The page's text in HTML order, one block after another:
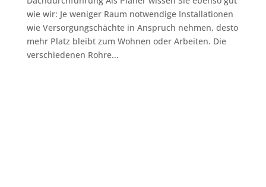
wie wir: Je weniger Raum notwendige Installationen
wie Versorgungschächte in Anspruch nehmen, desto
mehr Platz bleibt zum Wohnen oder Arbeiten. Die
verschiedenen Rohre...